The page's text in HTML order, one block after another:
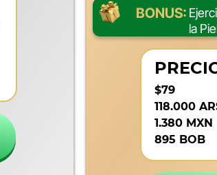
$79
118.000
1.380 MXN
895 BOB
la
BONUS: